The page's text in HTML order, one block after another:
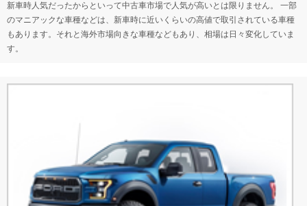
新車時人気だったからといって中古車市場で人気が高いとは限りません。 一部
のマニアックな車種などは、新車時に近いくらいの高値で取引されている車種
もあります。それと海外市場向きな車種などもあり、相場は日々変化していま
す。